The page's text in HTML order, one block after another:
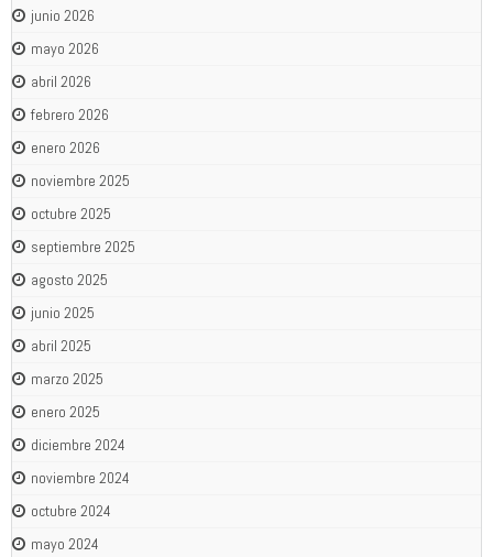
junio 2026
mayo 2026
abril 2026
febrero 2026
enero 2026
noviembre 2025
octubre 2025
septiembre 2025
agosto 2025
junio 2025
abril 2025
marzo 2025
enero 2025
diciembre 2024
noviembre 2024
octubre 2024
mayo 2024